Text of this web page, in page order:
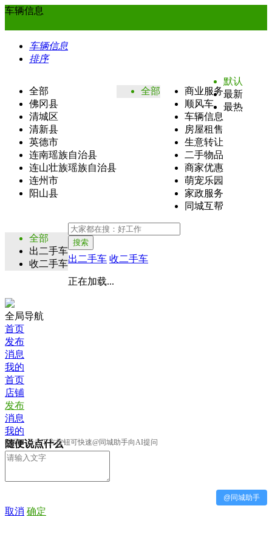
车辆信息
车辆信息
排序
全部
佛冈县
清城区
清新县
英德市
连南瑶族自治县
连山壮族瑶族自治县
连州市
阳山县
全部
商业服务
顺风车
车辆信息
房屋租售
生意转让
二手物品
商家优惠
萌宠乐园
家政服务
同城互帮
全部
出二手车
收二手车
默认
最新
最热
搜索
出二手车 收二手车
正在加载...
全局导航
首页
发布
消息
我的
首页
店铺
发布
消息
我的
随便说点什么
提示：点击下方按钮可快速@同城助手向AI提问
@同城助手
取消 确定